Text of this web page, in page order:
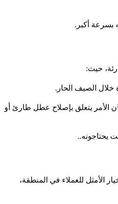
بسرعة أكبر.
حيث:
خلال الصيف الحار.
الأمر يتعلق بإصلاح عطل طارئ أو
يحتاجونه..
الأمثل للعملاء في المنطقة،